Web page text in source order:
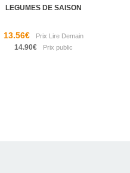
LEGUMES DE SAISON
13.56€
14.90€